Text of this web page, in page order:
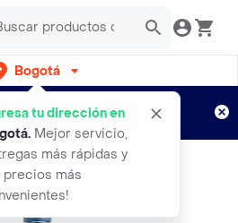
Bogotá
tu dirección en
. Mejor servicio,
más rápidas y
precios más
por semanas
Aplican TyC